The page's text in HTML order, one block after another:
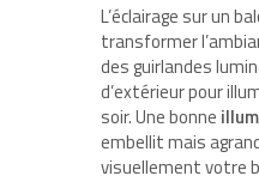
L’éclairage sur un
transformer
des guirlandes
d’extérieur pour
soir. Une bonne
embellit mais
visuellement votre